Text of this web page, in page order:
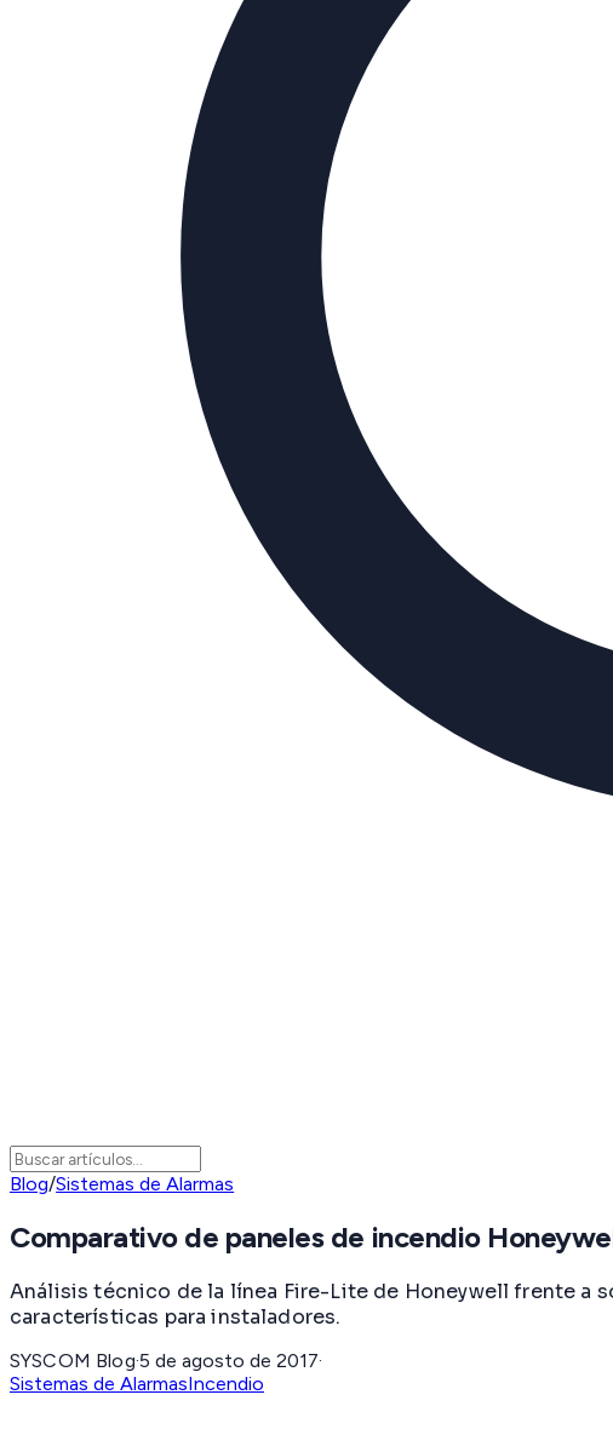
Blog/Sistemas de Alarmas
Comparativo de paneles de incendio
Análisis técnico de la línea Fire-Lite de Honeywell frente a
características para instaladores.
SYSCOM Blog·5 de agosto de 2017·
Sistemas de AlarmasIncendio